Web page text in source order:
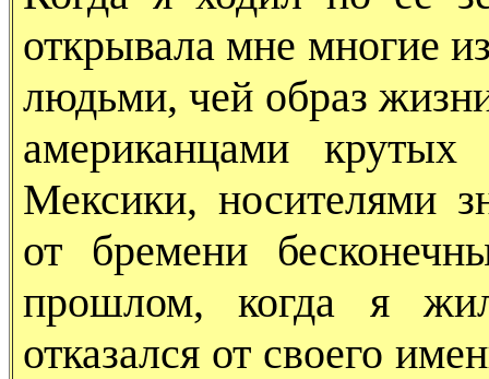
открывала мне многие
людьми, чей образ
американцами крутых
Мексики, носителями
от бремени
прошлом, когда я
отказался от своего